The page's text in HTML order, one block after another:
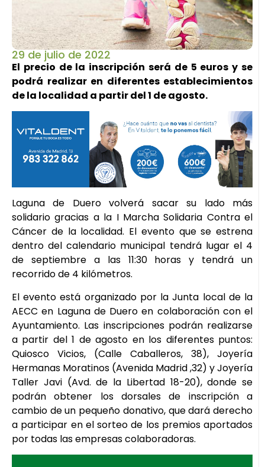
29 de julio de 2022
El precio de la inscripción será de 5 euros y se
podrá realizar en diferentes establecimientos
de la localidad a partir del 1 de agosto.
Laguna de Duero volverá sacar su lado más
solidario gracias a la I Marcha Solidaria Contra el
Cáncer de la localidad. El evento que se estrena
dentro del calendario municipal tendrá lugar el 4
de septiembre a las 11:30 horas y tendrá un
recorrido de 4 kilómetros.
El evento está organizado por la Junta local de la
AECC en Laguna de Duero en colaboración con el
Ayuntamiento. Las inscripciones podrán realizarse
a partir del 1 de agosto en los diferentes puntos:
Quiosco Vicios, (Calle Caballeros, 38), Joyería
Hermanas Moratinos (Avenida Madrid ,32) y Joyería
Taller Javi (Avd. de la Libertad 18-20), donde se
podrán obtener los dorsales de inscripción a
cambio de un pequeño donativo, que dará derecho
a participar en el sorteo de los premios aportados
por todas las empresas colaboradoras.